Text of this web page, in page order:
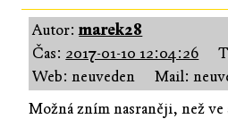
Autor:marek28
Čas: 2017-01-10 12:04:26
Web: neuveden
Mail:
Možná zním nasraněji, než